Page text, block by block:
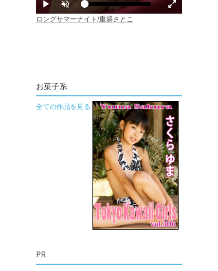
お菓子系
全ての作品を見る
PR